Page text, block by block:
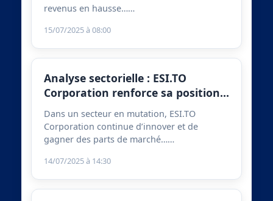
revenus en hausse……
15/07/2025 à 08:00
Analyse sectorielle : ESI.TO
Corporation renforce sa position…
Dans un secteur en mutation, ESI.TO
Corporation continue d’innover et de
gagner des parts de marché……
14/07/2025 à 14:30